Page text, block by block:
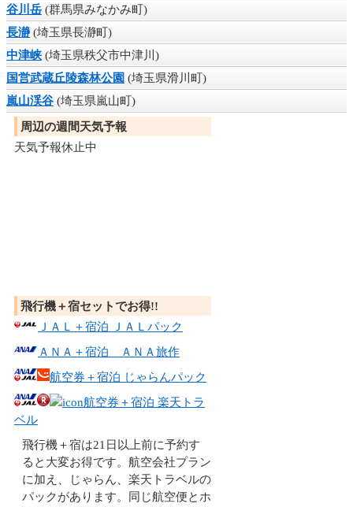
谷川岳 (群馬県みなかみ町)
長瀞 (埼玉県長瀞町)
中津峡 (埼玉県秩父市中津川)
国営武蔵丘陵森林公園 (埼玉県滑川町)
嵐山渓谷 (埼玉県嵐山町)
周辺の週間天気予報
天気予報休止中
飛行機＋宿セットでお得!!
ＪＡＬ＋宿泊 ＪＡＬパック
ＡＮＡ＋宿泊 ＡＮＡ旅作
航空券＋宿泊 じゃらんパック
航空券＋宿泊 楽天トラ
ベル
飛行機＋宿は21日以上前に予約す
ると大変お得です。航空会社プラン
に加え、じゃらん、楽天トラベルの
パックがあります。同じ航空便とホ